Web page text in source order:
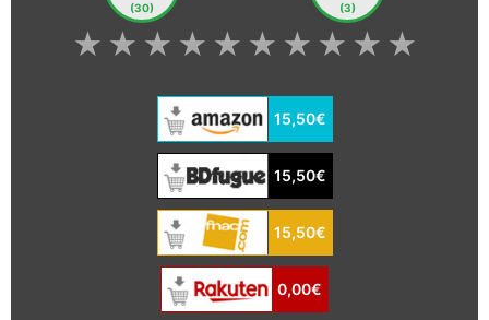
(30) (3)
★
★
★
★
★
★
★
★
★
★
15,50€
15,50€
15,50€
0,00€